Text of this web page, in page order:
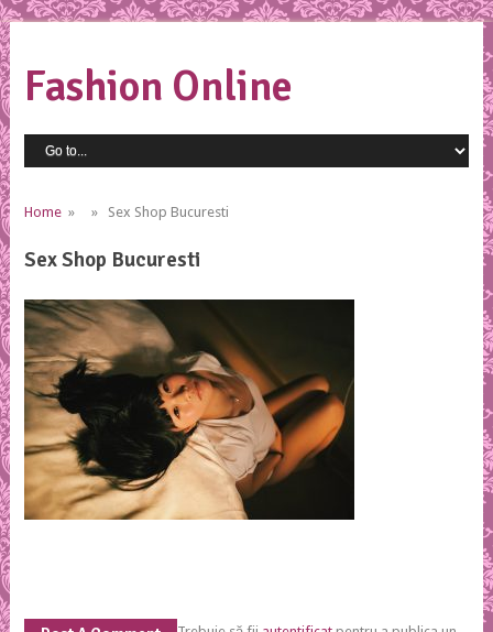
Fashion Online
Home» » Sex Shop Bucuresti
Sex Shop Bucuresti